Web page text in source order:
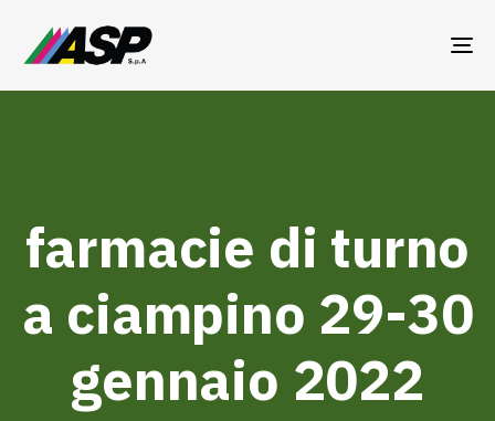
farmacie di turno
a ciampino 29-30
gennaio 2022